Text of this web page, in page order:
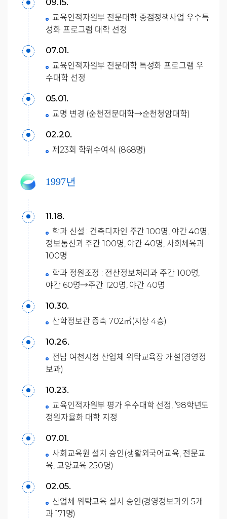
09.15.
교육인적자원부 전문대학 중점정책사업 우수특
성화 프로그램 대학 선정
07.01.
교육인적자원부 전문대학 특성화 프로그램 우
수대학 선정
05.01.
교명 변경 (순천전문대학→순천청암대학)
02.20.
제23회 학위수여식 (868명)
1997년
11.18.
학과 신설 : 건축디자인 주간 100명, 야간 40명,
정보통신과 주간 100명, 야간 40명, 사회체육과
100명
학과 정원조정 : 전산정보처리과 주간 100명,
야간 60명→주간 120명, 야간 40명
10.30.
산학정보관 증축 702㎡(지상 4층)
10.26.
전남 여천시청 산업체 위탁교육장 개설(경영정
보과)
10.23.
교육인적자원부 평가 우수대학 선정, ’98학년도
정원자율화 대학 지정
07.01.
사회교육원 설치 승인(생활외국어교육, 전문교
육, 교양교육 250명)
02.05.
산업체 위탁교육 실시 승인(경영정보과외 5개
과 171명)